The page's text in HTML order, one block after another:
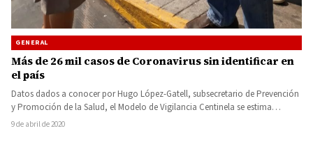
GENERAL
Más de 26 mil casos de Coronavirus sin identificar en
el país
Datos dados a conocer por Hugo López-Gatell, subsecretario de Prevención
y Promoción de la Salud, el Modelo de Vigilancia Centinela se estima…
9 de abril de 2020